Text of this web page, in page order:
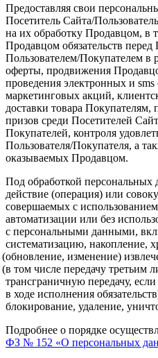
Предоставляя свои
Посетитель Сайта/
на их обработку Продавцом, в
Продавцом обязательств
Пользователем/Покупателем
оферты, продвижения
проведения электронных и sms
маркетинговых акций,
доставки товара
призов среди Посетителей
Покупателей, контроля
Пользователя/Покупателя, а
оказываемых Продавцом.
Под обработкой
действие (операция) или
совершаемых с использованием
автоматизации или без
с персональными данными,
систематизацию, накопление,
(обновление, изменение)
(в том числе передачу третьим
трансграничную передачу,
в ходе исполнения
блокирование, удаление,
Подробнее о порядке
ФЗ № 152 «О персональных